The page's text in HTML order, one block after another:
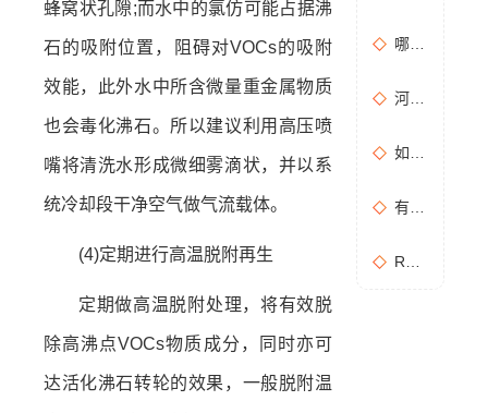
蜂窝状孔隙;而水中的氯仿可能占据沸
石的吸附位置，阻碍对VOCs的吸附
效能，此外水中所含微量重金属物质
也会毒化沸石。所以建议利用高压喷
嘴将清洗水形成微细雾滴状，并以系
统冷却段干净空气做气流载体。
(4)定期进行高温脱附再生
定期做高温脱附处理，将有效脱
除高沸点VOCs物质成分，同时亦可
达活化沸石转轮的效果，一般脱附温